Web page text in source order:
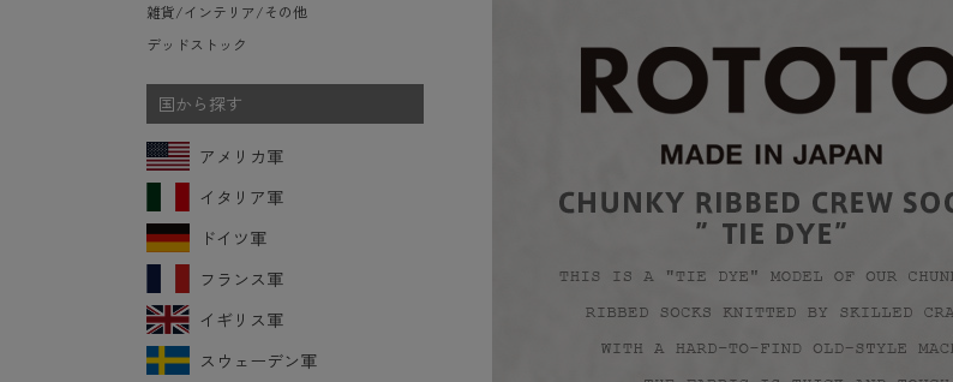
雑貨/インテリア/その他
デッドストック
国から探す
アメリカ軍
イタリア軍
ドイツ軍
フランス軍
イギリス軍
スウェーデン軍